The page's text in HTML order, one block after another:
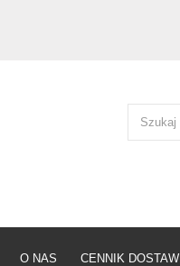
O NAS CENNIK DOSTAW